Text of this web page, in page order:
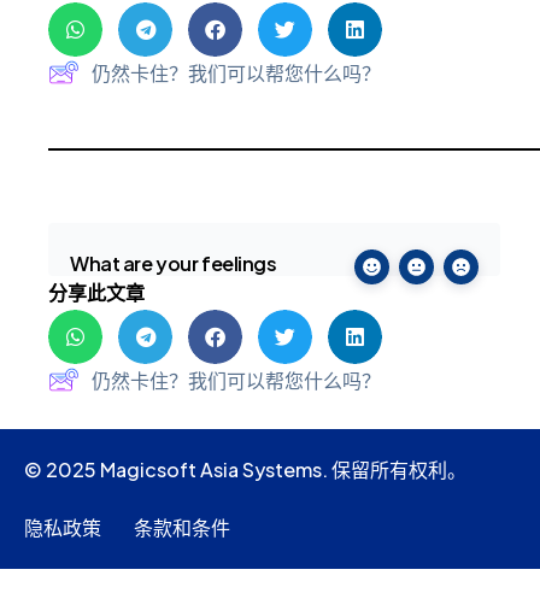
仍然卡住？我们可以帮您什么吗？
What are your feelings
分享此文章
仍然卡住？我们可以帮您什么吗？
© 2025 Magicsoft Asia Systems. 保留所有权利。
隐私政策 条款和条件